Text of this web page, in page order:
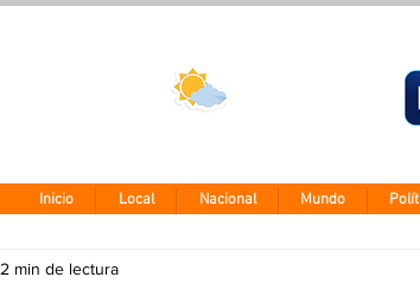
Inicio Local Nacional Mundo
2 min de lectura